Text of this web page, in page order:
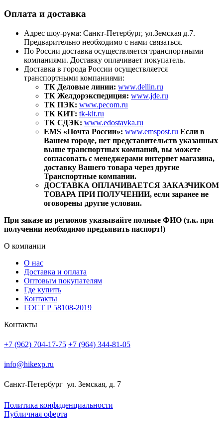
Оплата и доставка
Адрес шоу-рума: Санкт-Петербург, ул.Земская д.7.
Предварительно необходимо с нами связаться.
По России доставка осуществляется транспортными
компаниями. Доставку оплачивает покупатель.
Доставка в города России осуществляется
транспортными компаниями:
ТК Деловые линии: www.dellin.ru
ТК Желдорэкспедиция: www.jde.ru
ТК ПЭК: www.pecom.ru
ТК КИТ: tk-kit.ru
ТК СДЭК: www.edostavka.ru
EMS «Почта России»: www.emspost.ru Если в
Вашем городе, нет представительств указанных
выше транспортных компаний, вы можете
согласовать с менеджерами интернет магазина,
доставку Вашего товара через другие
Транспортные компании.
ДОСТАВКА ОПЛАЧИВАЕТСЯ ЗАКАЗЧИКОМ
ТОВАРА ПРИ ПОЛУЧЕНИИ, если заранее не
оговорены другие условия.
При заказе из регионов указывайте полные ФИО (т.к. при
получении необходимо предъявить паспорт!)
О компании
О нас
Доставка и оплата
Оптовым покупателям
Где купить
Контакты
ГОСТ Р 58108-2019
Контакты
+7 (962) 704-17-75 +7 (964) 344-81-05
info@hikexp.ru
Санкт-Петербург ул. Земская, д. 7
Политика конфиденциальности
Публичная оферта